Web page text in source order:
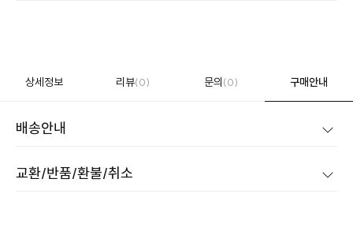
상세정보 리뷰(0) 문의(0) 구매안내
배송안내
교환/반품/환불/취소